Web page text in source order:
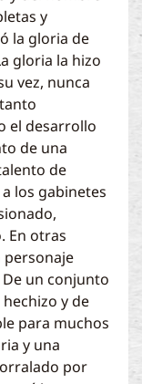
y
la gloria de
gloria la hizo
vez, nunca
el desarrollo
de una
de
los gabinetes
En otras
personaje
un conjunto
y de
para muchos
y una
por